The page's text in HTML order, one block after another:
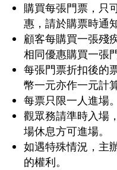
購買每張門票，只
惠，請於購票時通
顧客每購買一張殘
相同優惠購買一張
每張門票折扣後的
幣一元亦作一元計算
每票只限一人進場。
觀眾務請準時入場
場休息方可進場。
如遇特殊情況，主
的權利。